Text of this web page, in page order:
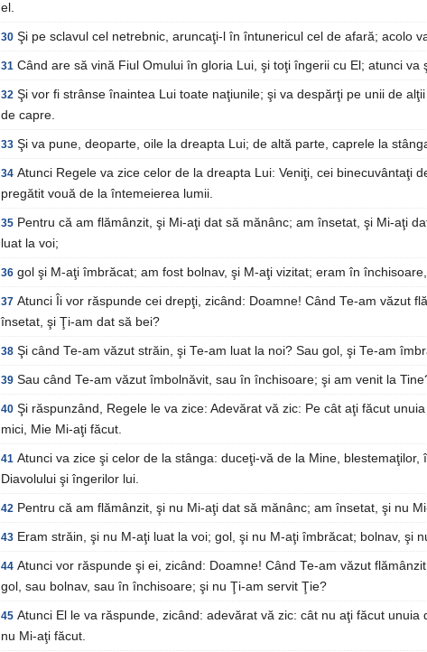
el.
30 Şi pe sclavul cel netrebnic, aruncaţi-l în întunericul cel de afară; acolo
31 Când are să vină Fiul Omului în gloria Lui, şi toţi îngerii cu El; atunci va
32 Şi vor fi strânse înaintea Lui toate naţiunile; şi va despărţi pe unii de
de capre.
33 Şi va pune, deoparte, oile la dreapta Lui; de altă parte, caprele la
34 Atunci Regele va zice celor de la dreapta Lui: Veniţi, cei binecuvântaţi
pregătit vouă de la întemeierea lumii.
35 Pentru că am flămânzit, şi Mi-aţi dat să mănânc; am însetat, şi Mi-aţi
luat la voi;
36 gol şi M-aţi îmbrăcat; am fost bolnav, şi M-aţi vizitat; eram în
37 Atunci Îi vor răspunde cei drepţi, zicând: Doamne! Când Te-am văzut
însetat, şi Ţi-am dat să bei?
38 Şi când Te-am văzut străin, şi Te-am luat la noi? Sau gol, şi Te-am
39 Sau când Te-am văzut îmbolnăvit, sau în închisoare; şi am venit la
40 Şi răspunzând, Regele le va zice: Adevărat vă zic: Pe cât aţi făcut
mici, Mie Mi-aţi făcut.
41 Atunci va zice şi celor de la stânga: duceţi-vă de la Mine,
Diavolului şi îngerilor lui.
42 Pentru că am flămânzit, şi nu Mi-aţi dat să mănânc; am însetat, şi nu
43 Eram străin, şi nu M-aţi luat la voi; gol, şi nu M-aţi îmbrăcat; bolnav, şi
44 Atunci vor răspunde şi ei, zicând: Doamne! Când Te-am văzut
gol, sau bolnav, sau în închisoare; şi nu Ţi-am servit Ţie?
45 Atunci El le va răspunde, zicând: adevărat vă zic: cât nu aţi făcut unuia
nu Mi-aţi făcut.